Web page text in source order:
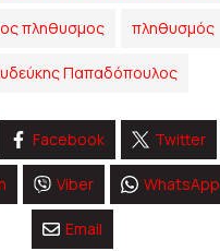
πληθυσμος πληθυσμός
Παπαδόπουλος
Facebook Twitter
Viber WhatsApp
Email